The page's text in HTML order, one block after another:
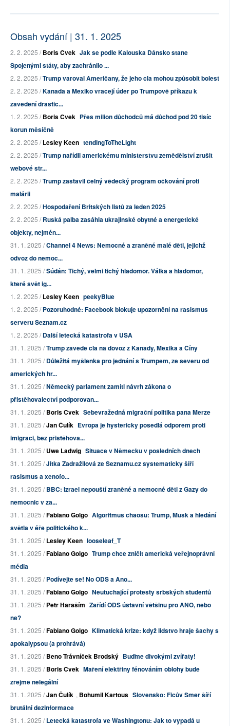
Obsah vydání | 31. 1. 2025
2. 2. 2025 /Boris Cvek Jak se podle Kalouska Dánsko stane
Spojenými státy, aby zachránilo ...
2. 2. 2025 /Trump varoval Američany, že jeho cla mohou způsobit bolest
2. 2. 2025 /Kanada a Mexiko vracejí úder po Trumpově příkazu k
zavedení drastic...
1. 2. 2025 /Boris Cvek Přes milion důchodců má důchod pod 20 tisíc
korun měsíčně
2. 2. 2025 /Lesley Keen tendingToTheLight
2. 2. 2025 /Trump nařídil americkému ministerstvu zemědělství zrušit
webové str...
2. 2. 2025 /Trump zastavil čelný vědecký program očkování proti
malárii
2. 2. 2025 /Hospodaření Britských listů za leden 2025
2. 2. 2025 /Ruská palba zasáhla ukrajinské obytné a energetické
objekty, nejmén...
31. 1. 2025 /Channel 4 News: Nemocné a zraněné malé děti, jejichž
odvoz do nemoc...
31. 1. 2025 /Súdán: Tichý, velmi tichý hladomor. Válka a hladomor,
které svět ig...
1. 2. 2025 /Lesley Keen peekyBlue
1. 2. 2025 /Pozoruhodné: Facebook blokuje upozornění na rasismus
serveru Seznam.cz
1. 2. 2025 /Další letecká katastrofa v USA
31. 1. 2025 /Trump zavede cla na dovoz z Kanady, Mexika a Číny
31. 1. 2025 /Důležitá myšlenka pro jednání s Trumpem, ze severu od
amerických hr...
31. 1. 2025 /Německý parlament zamítl návrh zákona o
přistěhovalectví podporovan...
31. 1. 2025 /Boris Cvek Sebevražedná migrační politika pana Merze
31. 1. 2025 /Jan Čulík Evropa je hystericky posedlá odporem proti
imigraci, bez přistěhova...
31. 1. 2025 /Uwe Ladwig Situace v Německu v posledních dnech
31. 1. 2025 /Jitka Zadražilová ze Seznamu.cz systematicky šíří
rasismus a xenofo...
31. 1. 2025 /BBC: Izrael nepouští zraněné a nemocné děti z Gazy do
nemocnic v za...
31. 1. 2025 /Fabiano Golgo Algoritmus chaosu: Trump, Musk a hledání
světla v éře politického k...
31. 1. 2025 /Lesley Keen looseleaf_T
31. 1. 2025 /Fabiano Golgo Trump chce zničit americká veřejnoprávní
média
31. 1. 2025 /Podívejte se! No ODS a Ano...
31. 1. 2025 /Fabiano Golgo Neutuchající protesty srbských studentů
31. 1. 2025 /Petr Haraším Zařídí ODS ústavní většinu pro ANO, nebo
ne?
31. 1. 2025 /Fabiano Golgo Klimatická krize: když lidstvo hraje šachy s
apokalypsou (a prohrává)
31. 1. 2025 /Beno Trávníček Brodský Buďme divokými zvířaty!
31. 1. 2025 /Boris Cvek Maření elektřiny fénováním oblohy bude
zřejmě nelegální
31. 1. 2025 /Jan Čulík , Bohumil Kartous Slovensko: Ficův Smer šíří
brutální dezinformace
31. 1. 2025 /Letecká katastrofa ve Washingtonu: Jak to vypadá u